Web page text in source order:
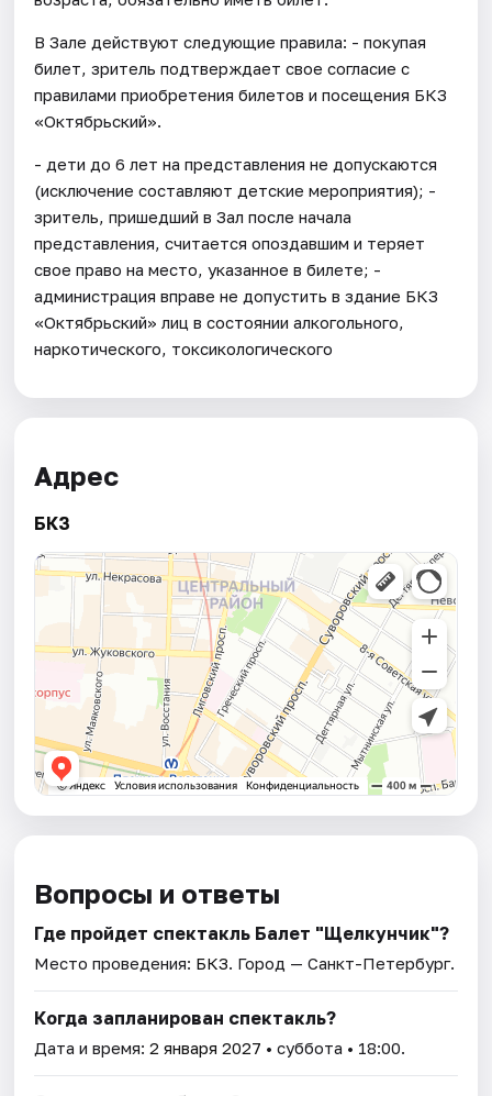
В Зале действуют следующие правила: - покупая
билет, зритель подтверждает свое согласие с
правилами приобретения билетов и посещения БКЗ
«Октябрьский».
- дети до 6 лет на представления не допускаются
(исключение составляют детские мероприятия); -
зритель, пришедший в Зал после начала
представления, считается опоздавшим и теряет
свое право на место, указанное в билете; -
администрация вправе не допустить в здание БКЗ
«Октябрьский» лиц в состоянии алкогольного,
наркотического, токсикологического
Адрес
БКЗ
Вопросы и ответы
Где пройдет спектакль Балет "Щелкунчик"?
Место проведения: БКЗ. Город — Санкт-Петербург.
Когда запланирован спектакль?
Дата и время:2 января 2027 • суббота • 18:00.